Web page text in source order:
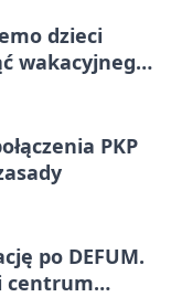
dzieci
wakacyjnego
PKP
po DEFUM.
centrum